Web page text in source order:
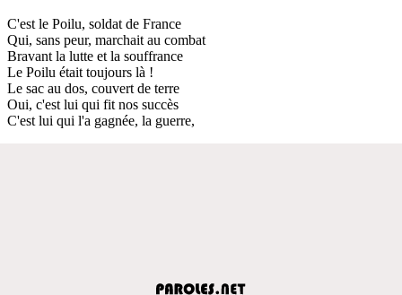
C'est le Poilu, soldat de France
Qui, sans peur, marchait au combat
Bravant la lutte et la souffrance
Le Poilu était toujours là !
Le sac au dos, couvert de terre
Oui, c'est lui qui fit nos succès
C'est lui qui l'a gagnée, la guerre,